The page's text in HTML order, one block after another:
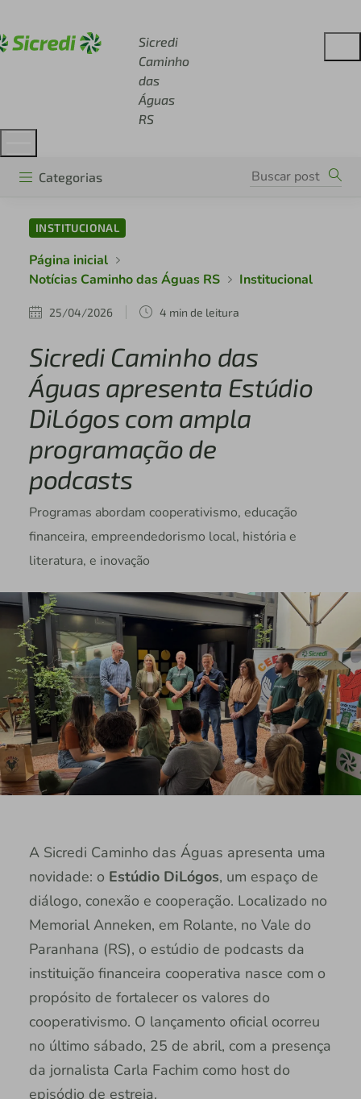
Sicredi
Caminho
das
Águas
RS
Categorias
INSTITUCIONAL
Página inicial
Notícias Caminho das Águas RS
Institucional
25/04/2026 4 min de leitura
Sicredi Caminho das
Águas apresenta Estúdio
DiLógos com ampla
programação de
podcasts
Programas abordam cooperativismo, educação
financeira, empreendedorismo local, história e
literatura, e inovação
A Sicredi Caminho das Águas apresenta uma
novidade: o Estúdio DiLógos, um espaço de
diálogo, conexão e cooperação. Localizado no
Memorial Anneken, em Rolante, no Vale do
Paranhana (RS), o estúdio de podcasts da
instituição financeira cooperativa nasce com o
propósito de fortalecer os valores do
cooperativismo. O lançamento oficial ocorreu
no último sábado, 25 de abril, com a presença
da jornalista Carla Fachim como host do
episódio de estreia.